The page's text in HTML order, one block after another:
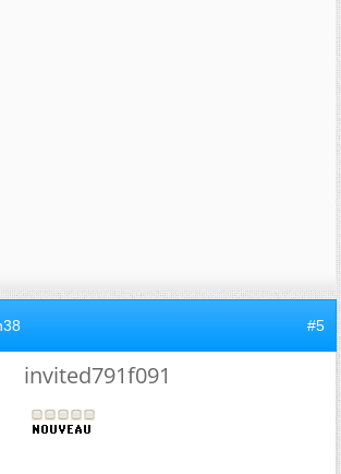
#5
invited791f091